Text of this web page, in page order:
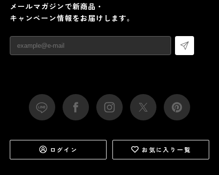
メールマガジンで新商品・
キャンペーン情報をお届けします。
ログイン お気に入り一覧